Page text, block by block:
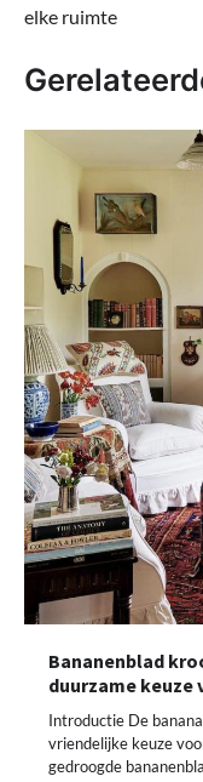
elke ruimte
Bananenblad
duurzame
Introductie De
vriendelijke keuze
gedroogde